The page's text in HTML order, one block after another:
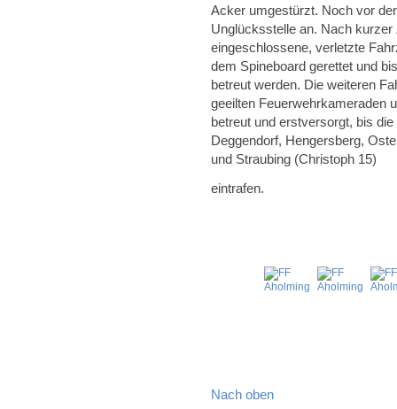
Acker umgestürzt. Noch vor
Unglücksstelle an. Nach
eingeschlossene, verletzte
dem Spineboard gerettet und
betreut werden. Die weiteren
geeilten Feuerwehrkameraden
betreut und erstversorgt, bis
Deggendorf, Hengersberg,
und Straubing (Christoph 15)
eintrafen.
Nach oben